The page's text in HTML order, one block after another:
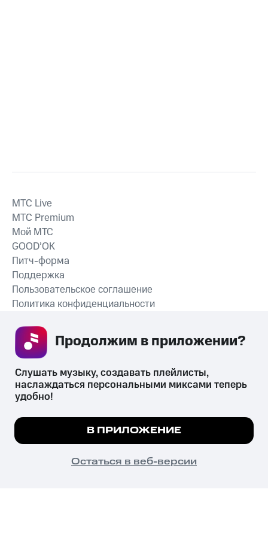
СКАЧАТЬ ПРИЛОЖЕНИЕ
MTС Live
MTС Premium
Мой МТС
GOOD’OK
Питч-форма
Поддержка
Пользовательское соглашение
Политика конфиденциальности
психотропных веществ, их аналогов причиняет вред здоровью,
их незаконный оборот запрещён и влечёт установленную
законодательством ответственность.
© 2026 ООО «КИОН».
Все права защищены
Мы используем куки, чтобы на сайте все
Подробнее
ПОНЯТНО
Слушать музыку, создавать плейлисты,
наслаждаться персональными миксами теперь
удобно!
В ПРИЛОЖЕНИЕ
Остаться в веб-версии